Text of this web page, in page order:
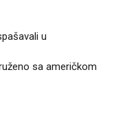
u
sa američkom